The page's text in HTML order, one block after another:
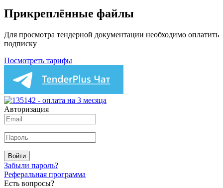
Прикреплённые файлы
Для просмотра тендерной документации необходимо оплатить
подписку
Посмотреть тарифы
Авторизация
Войти
Забыли пароль?
Реферальная программа
Есть вопросы?